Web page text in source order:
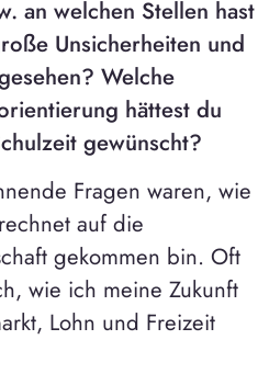
an welchen Stellen hast
Unsicherheiten und
Welche
hättest du
gewünscht?
Fragen waren, wie
auf die
gekommen bin. Oft
wie ich meine Zukunft
Lohn und Freizeit